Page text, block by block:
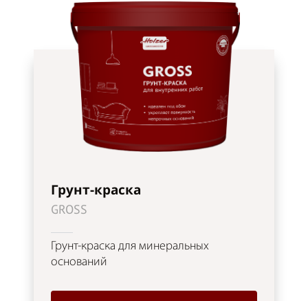
Грунт-краска
GROSS
Грунт-краска для минеральных
оснований